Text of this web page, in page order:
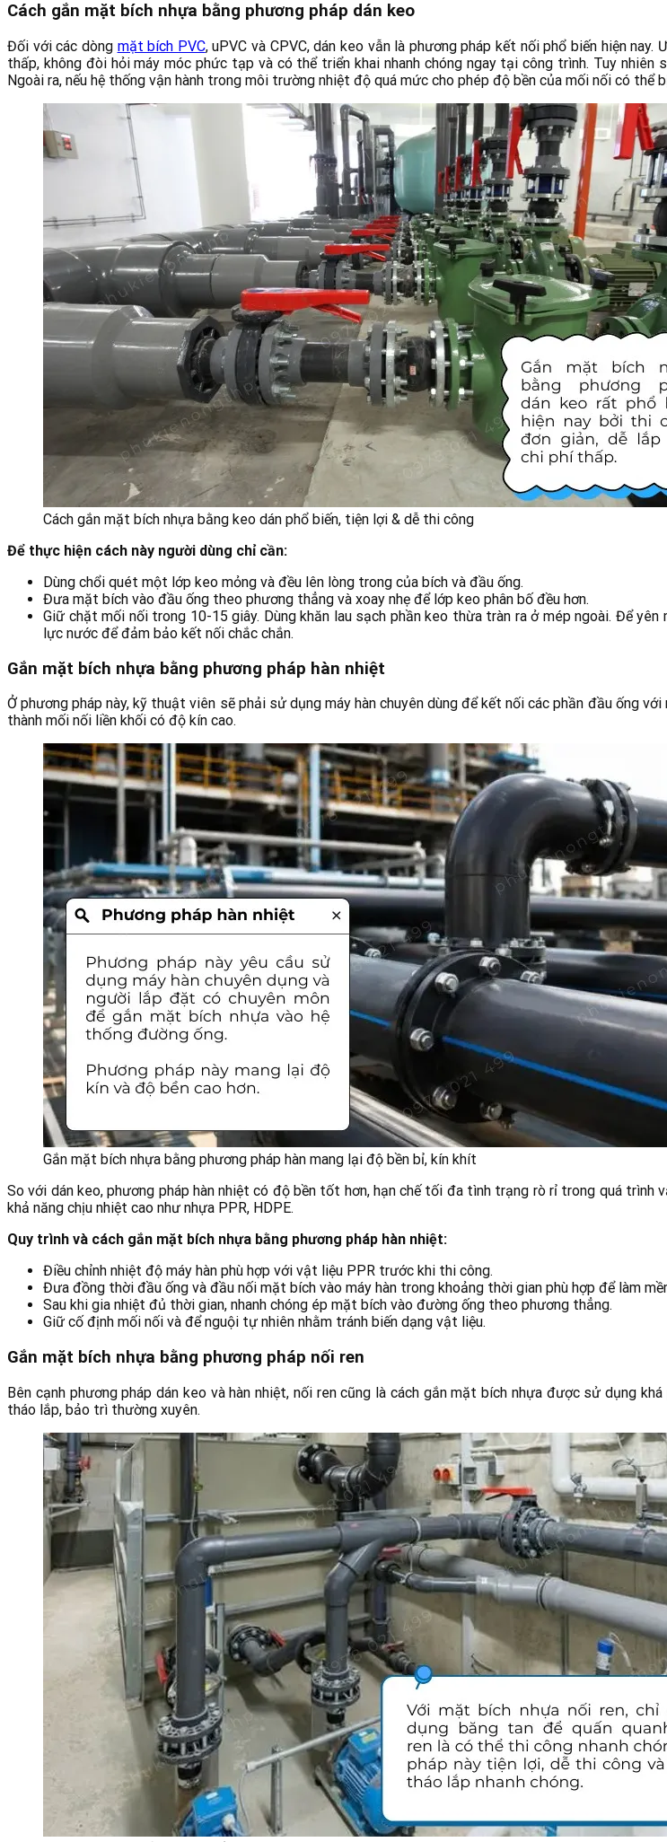
Cách gắn mặt bích nhựa bằng phương pháp dán keo
Đối với các dòng mặt bích PVC, uPVC và CPVC, dán keo vẫn là phương pháp kết nối phổ biến hiện
thấp, không đòi hỏi máy móc phức tạp và có thể triển khai nhanh chóng ngay tại công trình. Tuy
Ngoài ra, nếu hệ thống vận hành trong môi trường nhiệt độ quá mức cho phép độ bền của mối nối có thể
Cách gắn mặt bích nhựa bằng keo dán phổ biến, tiện lợi & dễ thi công
Để thực hiện cách này người dùng chỉ cần:
Dùng chổi quét một lớp keo mỏng và đều lên lòng trong của bích và đầu ống.
Đưa mặt bích vào đầu ống theo phương thẳng và xoay nhẹ để lớp keo phân bố đều hơn.
Giữ chặt mối nối trong 10-15 giây. Dùng khăn lau sạch phần keo thừa tràn ra ở mép ngoài. Để
lực nước để đảm bảo kết nối chắc chắn.
Gắn mặt bích nhựa bằng phương pháp hàn nhiệt
Ở phương pháp này, kỹ thuật viên sẽ phải sử dụng máy hàn chuyên dùng để kết nối các phần đầu ống
thành mối nối liền khối có độ kín cao.
Gắn mặt bích nhựa bằng phương pháp hàn mang lại độ bền bỉ, kín khít
So với dán keo, phương pháp hàn nhiệt có độ bền tốt hơn, hạn chế tối đa tình trạng rò rỉ trong quá trình
khả năng chịu nhiệt cao như nhựa PPR, HDPE.
Quy trình và cách gắn mặt bích nhựa bằng phương pháp hàn nhiệt:
Điều chỉnh nhiệt độ máy hàn phù hợp với vật liệu PPR trước khi thi công.
Đưa đồng thời đầu ống và đầu nối mặt bích vào máy hàn trong khoảng thời gian phù hợp để làm
Sau khi gia nhiệt đủ thời gian, nhanh chóng ép mặt bích vào đường ống theo phương thẳng.
Giữ cố định mối nối và để nguội tự nhiên nhằm tránh biến dạng vật liệu.
Gắn mặt bích nhựa bằng phương pháp nối ren
Bên cạnh phương pháp dán keo và hàn nhiệt, nối ren cũng là cách gắn mặt bích nhựa được sử dụng
tháo lắp, bảo trì thường xuyên.